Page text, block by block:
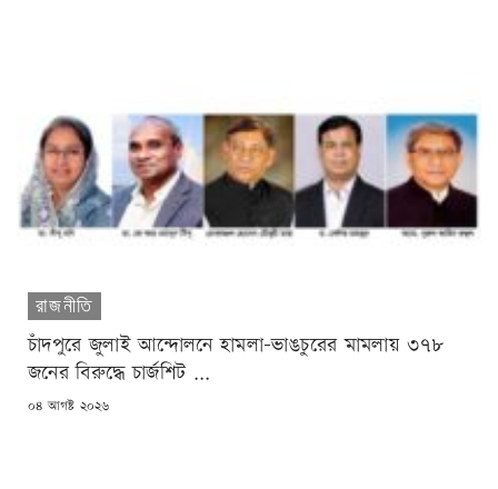
রাজনীতি
চাঁদপুরে জুলাই আন্দোলনে হামলা-ভাঙচুরের মামলায় ৩৭৮
জনের বিরুদ্ধে চার্জশিট ...
POSTED
০৪ আগষ্ট ২০২৬